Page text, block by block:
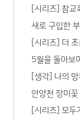
[시리즈] 참
새로 구입한
[시리즈] 더
5월을 돌아보
[생각] 나의
안양천 장미
[시리즈] 모